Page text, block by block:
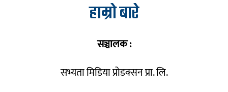
हाम्रो बारे
सञ्चालक :
सभ्यता मिडिया प्रोडक्सन प्रा. लि.